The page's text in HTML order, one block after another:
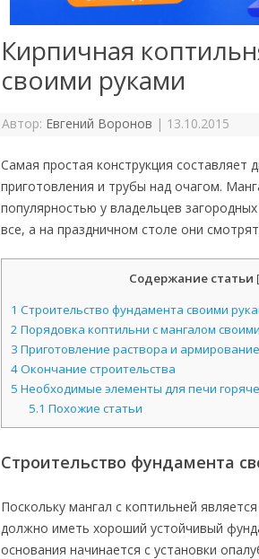
Кирпичная
своими руками
Автор: Евгений Воронов | 13.10.2015
Самая простая конструкция составляет
приготовления и трубы над очагом.
популярностью у владельцев
все, а на праздничном столе они
Содержание статьи [
1 Строительство фундамента своими
2 Порядовка коптильни с мангалом
3 Приготовление раствора и армирование
4Окончание строительства
5 Необходимые элементы для печи
5.1 Похожие статьи
Строительство фундамента
Поскольку мангал с коптильней
должно иметь хороший устойчивый
основания начинается с установки